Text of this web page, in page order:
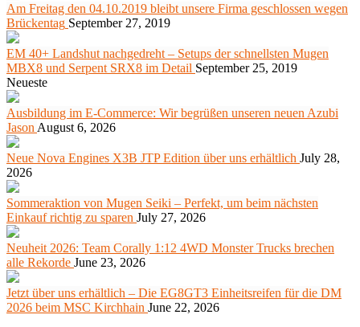
Am Freitag den 04.10.2019 bleibt unsere Firma geschlossen wegen
Brückentag September 27, 2019
EM 40+ Landshut nachgedreht – Setups der schnellsten Mugen
MBX8 und Serpent SRX8 im Detail September 25, 2019
Neueste
Ausbildung im E-Commerce: Wir begrüßen unseren neuen Azubi
Jason August 6, 2026
Neue Nova Engines X3B JTP Edition über uns erhältlich July 28,
2026
Sommeraktion von Mugen Seiki – Perfekt, um beim nächsten
Einkauf richtig zu sparen July 27, 2026
Neuheit 2026: Team Corally 1:12 4WD Monster Trucks brechen
alle Rekorde June 23, 2026
Jetzt über uns erhältlich – Die EG8GT3 Einheitsreifen für die DM
2026 beim MSC Kirchhain June 22, 2026